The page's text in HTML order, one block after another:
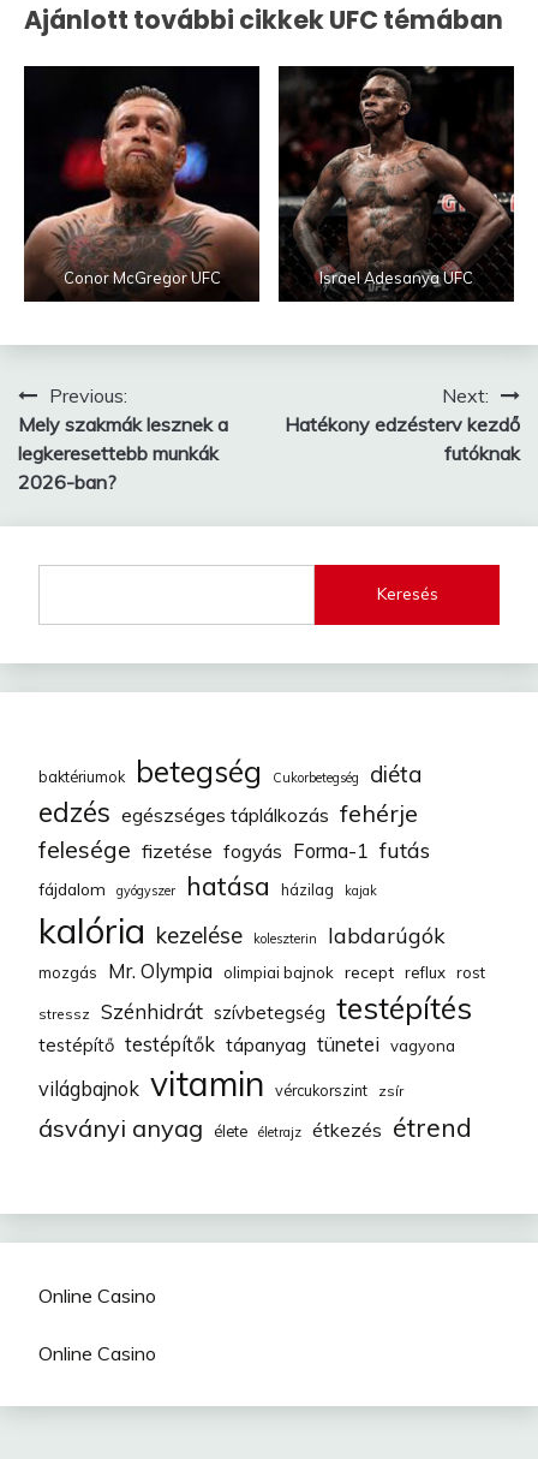
Ajánlott további cikkek UFC témában
Conor McGregor UFC Israel Adesanya UFC
Bejegyzés
navigáció
Previous:
Mely szakmák lesznek a
legkeresettebb munkák
2026-ban?
Next:
Hatékony edzésterv kezdő
futóknak
Keresés
baktériumok betegség Cukorbetegség diéta
edzés egészséges táplálkozás fehérje
felesége fizetése fogyás Forma-1 futás
fájdalom gyógyszer hatása házilag kajak
kalória kezelése koleszterin labdarúgók
mozgás Mr. Olympia olimpiai bajnok recept reflux rost
stressz Szénhidrát szívbetegség testépítés
testépítő testépítők tápanyag tünetei vagyona
világbajnok vitamin vércukorszint zsír
ásványi anyag élete életrajz étkezés étrend
Online Casino
Online Casino